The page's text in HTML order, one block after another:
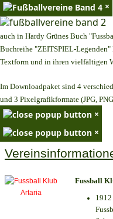
×
auch in Hardy Grünes Buch
Buchreihe "ZEITSPIEL-
Textform und in ihren vielfältigen
Im Downloadpaket sind 4
und 3 Pixelgrafikformate (JPG,
×
×
Fussball